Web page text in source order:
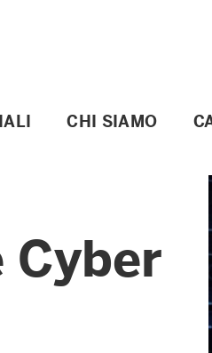
CHI SIAMO
Cyber